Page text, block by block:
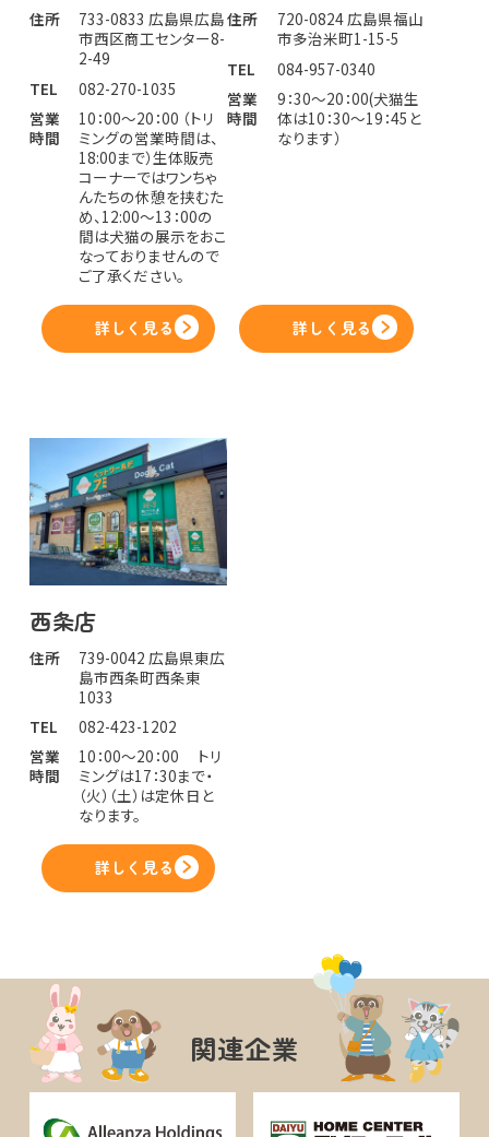
住所
733-0833 広島県広島
市西区商工センター8-
2-49
TEL
082-270-1035
営業
時間
10：00～20：00 （トリ
ミングの営業時間は、
18:00まで）生体販売
コーナーではワンちゃ
んたちの休憩を挟むた
め、12:00〜13：00の
間は犬猫の展示をおこ
なっておりませんので
ご了承ください。
詳しく見る
住所
720-0824 広島県福山
市多治米町1-15-5
TEL
084-957-0340
営業
時間
9：30～20：00(犬猫生
体は10：30～19：45と
なります）
詳しく見る
西条店
住所
739-0042 広島県東広
島市西条町西条東
1033
TEL
082-423-1202
営業
時間
10：00～20：00 トリ
ミングは17：30まで・
（火）（土）は定休日と
なります。
詳しく見る
関連企業